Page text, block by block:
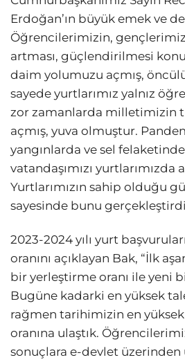
Erdoğan’ın büyük emek ve
Öğrencilerimizin,
artması, güçlendirilmesi
daim yolumuzu açmış,
sayede yurtlarımız yalnız
zor zamanlarda milletimizin
açmış, yuva olmuştur.
yangınlarda ve sel
vatandaşımızı yurtlarımızda
Yurtlarımızın sahip olduğu
sayesinde bunu
2023-2024 yılı yurt
oranını açıklayan Bak, “İlk
bir yerleştirme oranı ile yeni
Bugüne kadarki en yüksek
rağmen tarihimizin en
oranına ulaştık.
sonuçlara e-devlet üzerinden